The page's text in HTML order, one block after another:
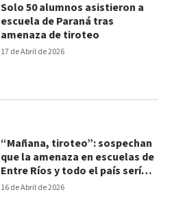
17 de Abril de 2026
Solo 50 alumnos asistieron a
escuela de Paraná tras
amenaza de tiroteo
16 de Abril de 2026
“Mañana, tiroteo”: sospechan
que la amenaza en escuelas de
Entre Ríos y todo el país sería
reto viral